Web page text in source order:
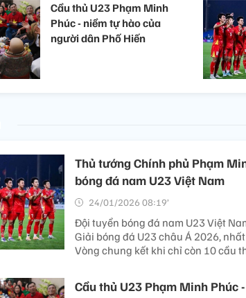
Cầu thủ U23 Phạm Minh
Phúc - niềm tự hào của
người dân Phố Hiến
Thủ tướng Chính phủ Phạm
bóng đá nam U23 Việt Nam
24/01/2026 08:19’
Đội tuyển bóng đá nam U23 Việt
Giải bóng đá U23 châu Á 2026,
Vòng chung kết khi chỉ còn 10 cầu
Cầu thủ U23 Phạm Minh Phúc